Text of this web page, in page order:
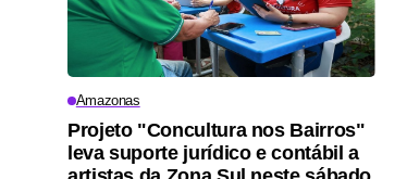
Amazonas
Projeto "Concultura nos Bairros"
leva suporte jurídico e contábil a